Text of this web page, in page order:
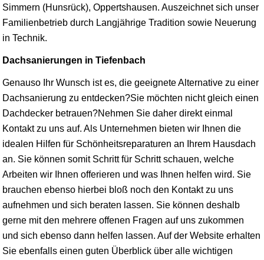
Simmern (Hunsrück), Oppertshausen. Auszeichnet sich unser
Familienbetrieb durch Langjährige Tradition sowie Neuerung
in Technik.
Dachsanierungen in Tiefenbach
Genauso Ihr Wunsch ist es, die geeignete Alternative zu einer
Dachsanierung zu entdecken?Sie möchten nicht gleich einen
Dachdecker betrauen?Nehmen Sie daher direkt einmal
Kontakt zu uns auf. Als Unternehmen bieten wir Ihnen die
idealen Hilfen für Schönheitsreparaturen an Ihrem Hausdach
an. Sie können somit Schritt für Schritt schauen, welche
Arbeiten wir Ihnen offerieren und was Ihnen helfen wird. Sie
brauchen ebenso hierbei bloß noch den Kontakt zu uns
aufnehmen und sich beraten lassen. Sie können deshalb
gerne mit den mehrere offenen Fragen auf uns zukommen
und sich ebenso dann helfen lassen. Auf der Website erhalten
Sie ebenfalls einen guten Überblick über alle wichtigen